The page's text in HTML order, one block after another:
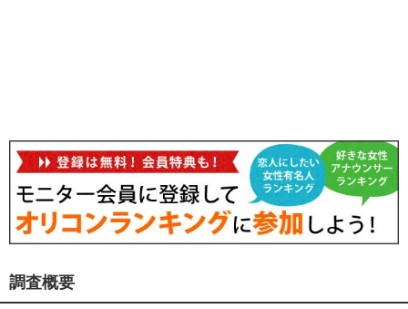
調査概要